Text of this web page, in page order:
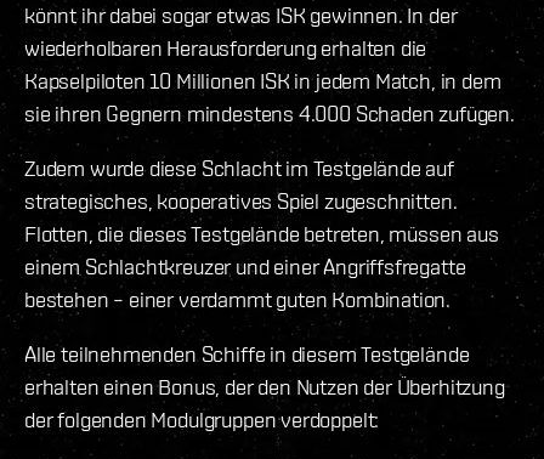
könnt ihr dabei sogar etwas ISK gewinnen. In der
wiederholbaren Herausforderung erhalten die
Kapselpiloten 10 Millionen ISK in jedem Match, in dem
sie ihren Gegnern mindestens 4.000 Schaden zufügen.
Zudem wurde diese Schlacht im Testgelände auf
strategisches, kooperatives Spiel zugeschnitten.
Flotten, die dieses Testgelände betreten, müssen aus
einem Schlachtkreuzer und einer Angriffsfregatte
bestehen – einer verdammt guten Kombination.
Alle teilnehmenden Schiffe in diesem Testgelände
erhalten einen Bonus, der den Nutzen der Überhitzung
der folgenden Modulgruppen verdoppelt: